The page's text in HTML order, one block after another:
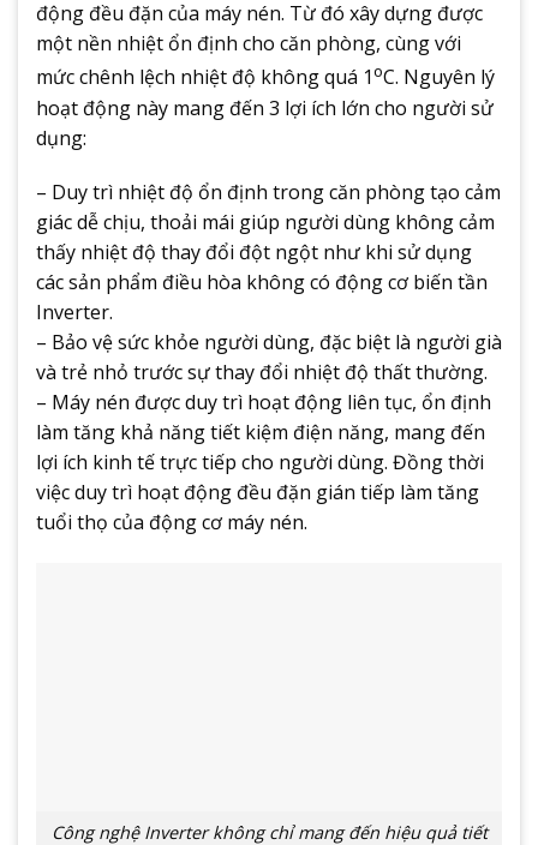
động đều đặn của máy nén. Từ đó xây dựng được
một nền nhiệt ổn định cho căn phòng, cùng với
mức chênh lệch nhiệt độ không quá 1oC. Nguyên lý
hoạt động này mang đến 3 lợi ích lớn cho người sử
dụng:
– Duy trì nhiệt độ ổn định trong căn phòng tạo cảm
giác dễ chịu, thoải mái giúp người dùng không cảm
thấy nhiệt độ thay đổi đột ngột như khi sử dụng
các sản phẩm điều hòa không có động cơ biến tần
Inverter.
– Bảo vệ sức khỏe người dùng, đặc biệt là người già
và trẻ nhỏ trước sự thay đổi nhiệt độ thất thường.
– Máy nén được duy trì hoạt động liên tục, ổn định
làm tăng khả năng tiết kiệm điện năng, mang đến
lợi ích kinh tế trực tiếp cho người dùng. Đồng thời
việc duy trì hoạt động đều đặn gián tiếp làm tăng
tuổi thọ của động cơ máy nén.
Công nghệ Inverter không chỉ mang đến hiệu quả tiết